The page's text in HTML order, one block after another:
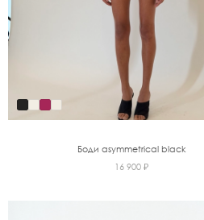
Боди asymmetrical black
16 900 ₽